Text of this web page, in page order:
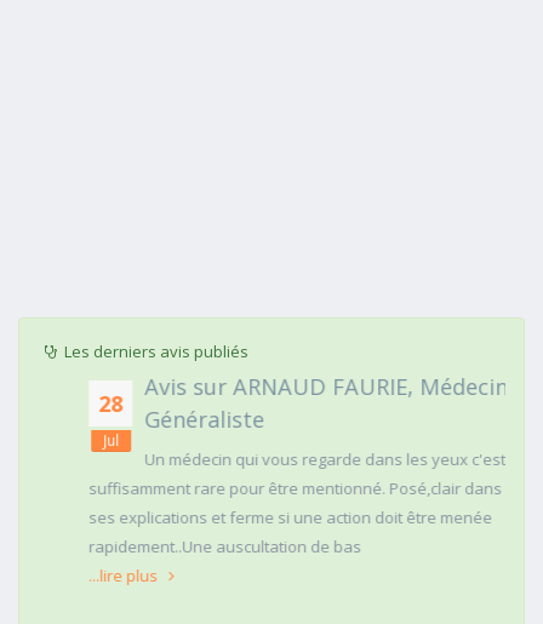
Les derniers avis publiés
28
Avis sur ARNAUD FAURIE, Médecin
Généraliste
Un médecin qui vous regarde dans les yeux c'est
suffisamment rare pour être mentionné. Posé,clair dans
ses explications et ferme si une action doit être menée
rapidement..Une auscultation de bas
...lire plus